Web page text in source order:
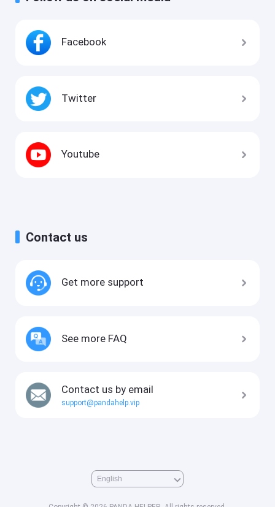
Facebook
Twitter
Youtube
Contact us
Get more support
See more FAQ
Contact us by email
support@pandahelp.vip